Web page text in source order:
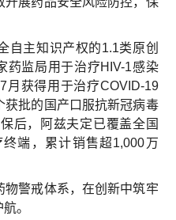
自主知识产权的1.1类原创
药监局用于治疗HIV-1感染
月获得用于治疗COVID-19
获批的国产口服抗新冠病毒
后，阿兹夫定已覆盖全国
端，累计销售超1,000万
警戒体系，在创新中筑牢
。